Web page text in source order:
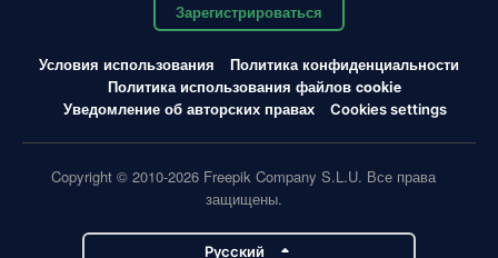
Зарегистрироваться
Условия использования
Политика конфиденциальности
Политика использования файлов cookie
Уведомление об авторских правах
Cookies settings
Copyright © 2010-2026 Freepik Company S.L.U. Все права
защищены.
Pусский